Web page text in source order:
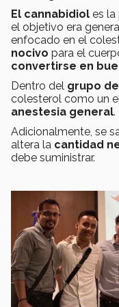
El cannabidiol es la
el objetivo era
enfocado en el
nocivo para el
convertirse en
Dentro del grupo
colesterol como un
anestesia general.
Adicionalmente, se
altera la cantidad
debe suministrar.